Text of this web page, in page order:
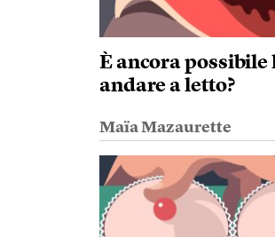
È ancora possibile
andare a letto?
Maïa Mazaurette